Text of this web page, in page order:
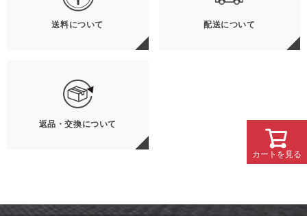
送料について 配送について
返品・交換について
カートを見る